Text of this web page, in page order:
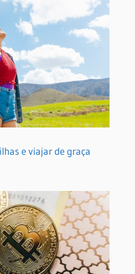
e viajar de graça